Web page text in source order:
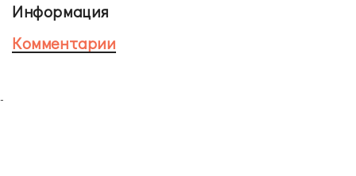
Информация
Комментарии
-